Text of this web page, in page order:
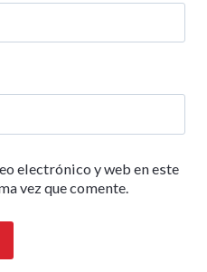
electrónico y web en este
vez que comente.